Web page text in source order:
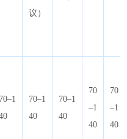
议）
70–1
70–1
40
70–1
40
70
–1
40
70
–1
40